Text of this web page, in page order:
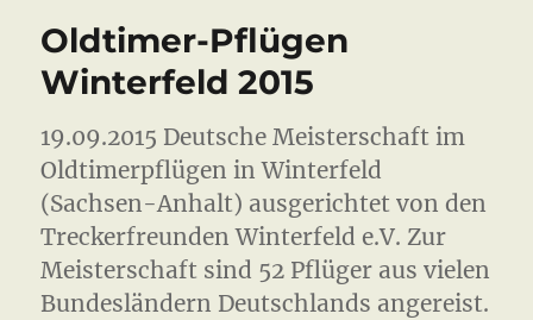
Oldtimer-Pflügen
Winterfeld 2015
19.09.2015 Deutsche Meisterschaft im
Oldtimerpflügen in Winterfeld
(Sachsen-Anhalt) ausgerichtet von den
Treckerfreunden Winterfeld e.V. Zur
Meisterschaft sind 52 Pflüger aus vielen
Bundesländern Deutschlands angereist.